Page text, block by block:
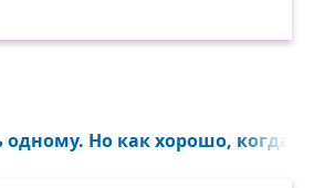
Но как хорошо, когда